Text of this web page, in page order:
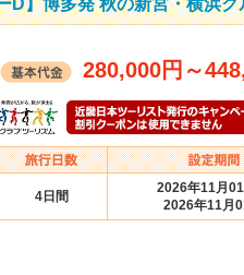
280,000円 ～
4日間
2026年11月
2026年11月